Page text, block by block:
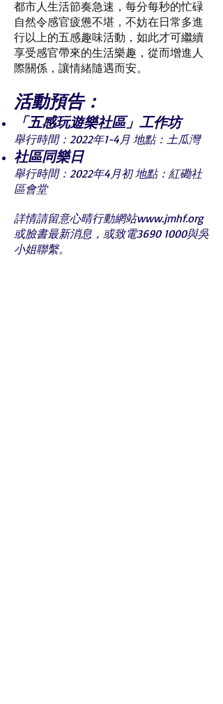
都市人生活節奏急速，每分每秒的忙碌
自然令感官疲憊不堪，不妨在日常多進
行以上的五感趣味活動，如此才可繼續
享受感官帶來的生活樂趣，從而增進人
際關係，讓情緒隨遇而安。
活動預告：
「五感玩遊樂社區」工作坊
舉行時間：2022年1-4月 地點：土瓜灣
社區同樂日
舉行時間：2022年4月初 地點：紅磡社
區會堂
詳情請留意心晴行動網站www.jmhf.org
或臉書最新消息，或致電3690 1000與吳
小姐聯繫。